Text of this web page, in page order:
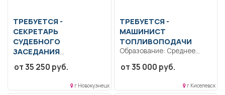
ТРЕБУЕТСЯ -
СЕКРЕТАРЬ
СУДЕБНОГО
ЗАСЕДАНИЯ
образование —
вновь поступившие
от 35 250 руб.
г Новокузнецк
ТРЕБУЕТСЯ -
МАШИНИСТ
ТОПЛИВОПОДАЧИ
Образование: Среднее
образование.. Управление и
от 35 000 руб.
г Киселевск